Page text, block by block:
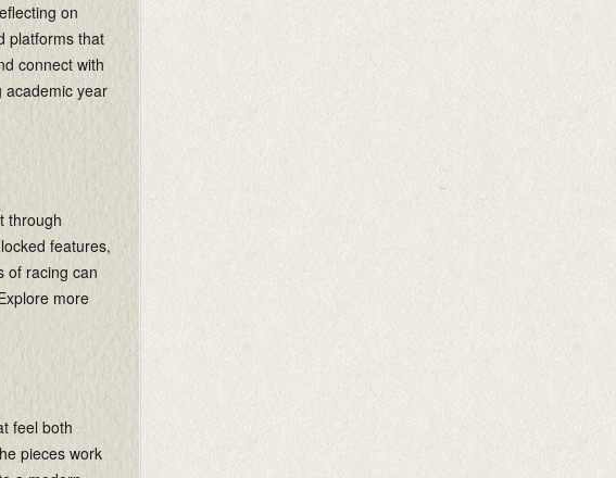
on
platforms that
connect with
academic year
through
features,
of racing can
more
feel both
pieces work